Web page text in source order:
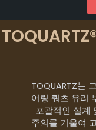
TOQUARTZ는
어링 쿼츠 유리
포괄적인 설계
주의를 기울여